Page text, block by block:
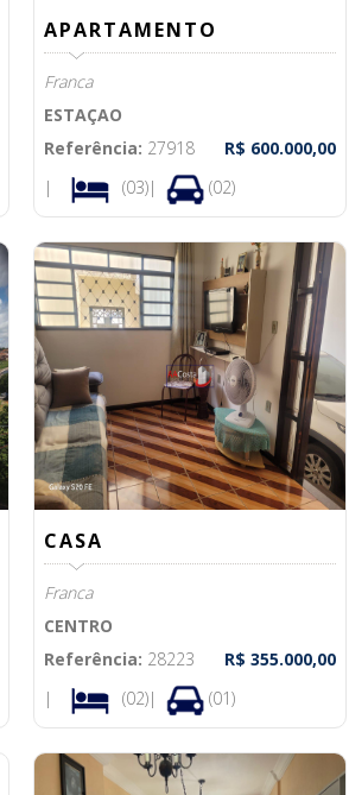
APARTAMENTO
Franca
ESTAÇAO
Referência: 27918
R$ 600.000,00
|
(03)| (02)
CASA
Franca
CENTRO
Referência: 28223
R$ 355.000,00
|
(02)| (01)